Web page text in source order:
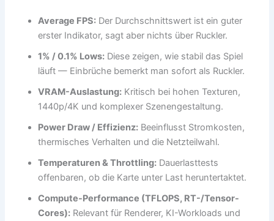
Average FPS: Der Durchschnittswert ist ein guter
erster Indikator, sagt aber nichts über Ruckler.
1% / 0.1% Lows: Diese zeigen, wie stabil das Spiel
läuft — Einbrüche bemerkt man sofort als Ruckler.
VRAM-Auslastung: Kritisch bei hohen Texturen,
1440p/4K und komplexer Szenengestaltung.
Power Draw / Effizienz: Beeinflusst Stromkosten,
thermisches Verhalten und die Netzteilwahl.
Temperaturen & Throttling: Dauerlasttests
offenbaren, ob die Karte unter Last heruntertaktet.
Compute-Performance (TFLOPS, RT-/Tensor-
Cores): Relevant für Renderer, KI-Workloads und